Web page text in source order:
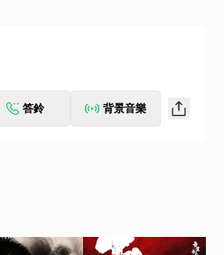
答鈴 背景音樂